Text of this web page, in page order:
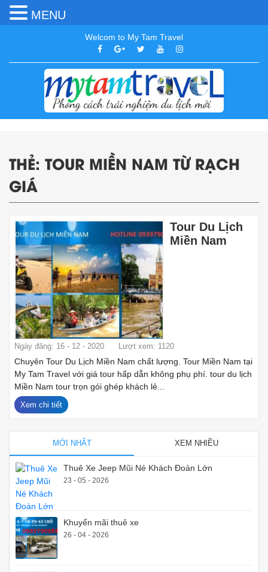
Welcom to My Tam Travel
THẺ: TOUR MIỀN NAM TỪ RẠCH
GIÁ
Tour Du Lịch
Miền Nam
Ngày đăng: 16 - 12 - 2020 Lượt xem: 1120
Chuyên Tour Du Lịch Miền Nam chất lượng. Tour Miền Nam tại
My Tam Travel với giá tour hấp dẫn không phụ phí. tour du lịch
Miền Nam tour trọn gói ghép khách lẻ...
Xem chi tiết
MỚI NHẤT XEM NHIỀU
Thuê Xe Jeep Mũi Né Khách Đoàn Lớn
23 - 05 - 2026
Khuyến mãi thuê xe
26 - 04 - 2026
MENU